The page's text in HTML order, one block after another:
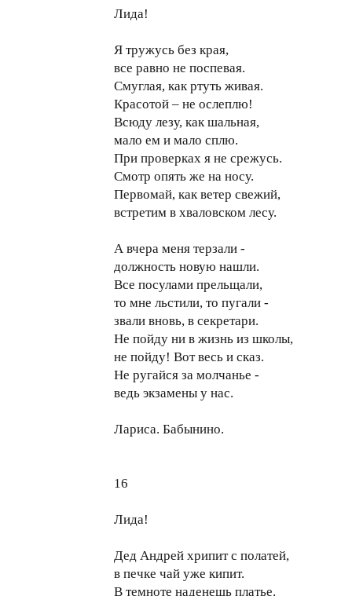
Лида!
Я тружусь без края,
все равно не поспевая.
Смуглая, как ртуть живая.
Красотой – не ослеплю!
Всюду лезу, как шальная,
мало ем и мало сплю.
При проверках я не срежусь.
Смотр опять же на носу.
Первомай, как ветер свежий,
встретим в хваловском лесу.
А вчера меня терзали -
должность новую нашли.
Все посулами прельщали,
то мне льстили, то пугали -
звали вновь, в секретари.
Не пойду ни в жизнь из школы,
не пойду! Вот весь и сказ.
Не ругайся за молчанье -
ведь экзамены у нас.
Лариса. Бабынино.
16
Лида!
Дед Андрей хрипит с полатей,
в печке чай уже кипит.
В темноте наденешь платье.